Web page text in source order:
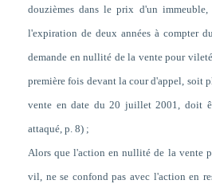
douzièmes dans le prix d'un immeuble,
l'expiration de deux années à compter
demande en nullité de la vente pour
première fois devant la cour d'appel, soit
vente en date du 20 juillet 2001, doit
attaqué, p. 8) ;
Alors que l'action en nullité de la vente
vil, ne se confond pas avec l'action en